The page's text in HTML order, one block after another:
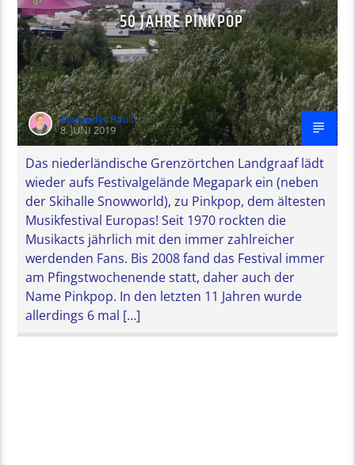
50 JAHRE PINKPOP
Alexander Pauli
8. JUNI 2019
Das niederländische Grenzörtchen Landgraaf lädt
wieder aufs Festivalgelände Megapark ein (neben
der Skihalle Snowworld), zu Pinkpop, dem ältesten
Musikfestival Europas! Seit 1970 rockten die
Musikacts jährlich mit den immer zahlreicher
werdenden Fans. Bis 2008 fand das Festival immer
am Pfingstwochenende statt, daher auch der
Name Pinkpop. In den letzten 11 Jahren wurde
allerdings 6 mal […]